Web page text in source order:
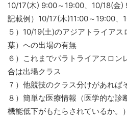
10/17(木) 9:00～19:00、10/18(金)
記載例）10/17(木)11:00～19:00
５）10/19(土)のアジアトライア
葉）への出場の有無
６）これまでパラトライアスロン
合は出場クラス
７）他競技のクラス分けがあれば
８）簡単な医療情報（医学的な診
機能低下がもたらされているか。）